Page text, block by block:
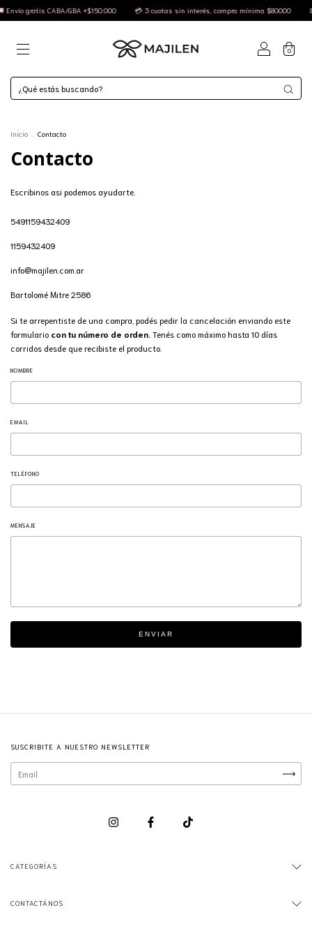
Envío gratis CABA/GBA +$150.000 💳 3 cuotas sin interés, compra mínima $80000
0
Inicio Contacto
Contacto
Escribinos asi podemos ayudarte.
5491159432409
1159432409
info@majilen.com.ar
Bartolomé Mitre 2586
Si te arrepentiste de una compra, podés pedir la cancelación enviando este
formulario con tu número de orden. Tenés como máximo hasta 10 días
corridos desde que recibiste el producto.
NOMBRE
EMAIL
TELÉFONO
MENSAJE
ENVIAR
SUSCRIBITE A NUESTRO NEWSLETTER
CATEGORÍAS
CONTACTÁNOS